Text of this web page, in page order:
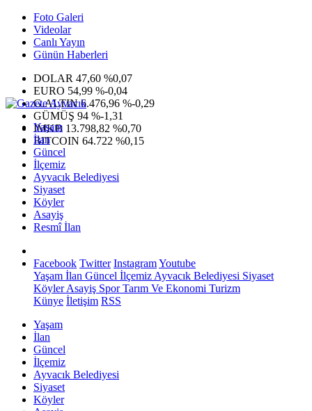
Foto Galeri
Videolar
Canlı Yayın
Günün Haberleri
DOLAR 47,60 %0,07
EURO 54,99 %-0,04
G.ALTIN6.476,96 %-0,29
GÜMÜŞ 94 %-1,31
IMKB 13.798,82 %0,70
BITCOIN 64.722 %0,15
Yaşam
İlan
Güncel
İlçemiz
Ayvacık Belediyesi
Siyaset
Köyler
Asayiş
Resmî İlan
Facebook Twitter InstagramYoutube
Yaşam İlan Güncel İlçemiz Ayvacık Belediyesi Siyaset
KöylerAsayiş SporTarım Ve Ekonomi Turizm
Künye İletişim RSS
Yaşam
İlan
Güncel
İlçemiz
Ayvacık Belediyesi
Siyaset
Köyler